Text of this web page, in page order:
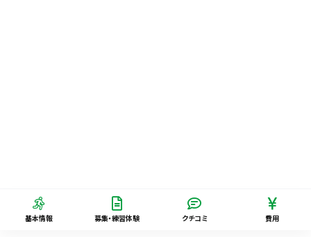
基本情報 募集・練習体験 クチコミ 費用